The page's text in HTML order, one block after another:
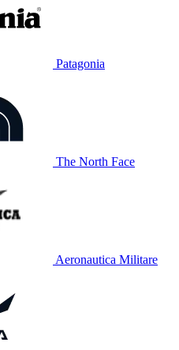
Patagonia
The North Face
Aeronautica Militare